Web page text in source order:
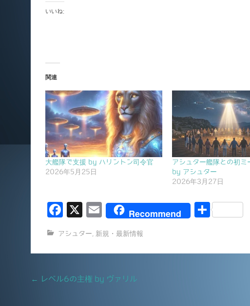
いいね:
関連
大艦隊で支援 by ハリントン司令官
2026年5月25日
アシュター艦隊との初ミ
by アシュター
2026年3月27日
F
c
e
b
X
E
ai
l
Recommend
共
アシュター 新規・最新情報
Post
← レベル6の主権 by ヴァリル